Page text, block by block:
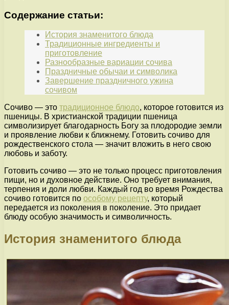
Содержание статьи:
История знаменитого блюда
Традиционные ингредиенты и
приготовление
Разнообразные вариации сочива
Праздничные обычаи и символика
Завершение праздничного ужина
сочивом
Сочиво — это традиционное блюдо, которое готовится из
пшеницы. В христианской традиции пшеница
символизирует благодарность Богу за плодородие земли
и проявление любви к ближнему. Готовить сочиво для
рождественского стола — значит вложить в него свою
любовь и заботу.
Готовить сочиво — это не только процесс приготовления
пищи, но и духовное действие. Оно требует внимания,
терпения и доли любви. Каждый год во время Рождества
сочиво готовится по особому рецепту, который
передается из поколения в поколение. Это придает
блюду особую значимость и символичность.
История знаменитого блюда